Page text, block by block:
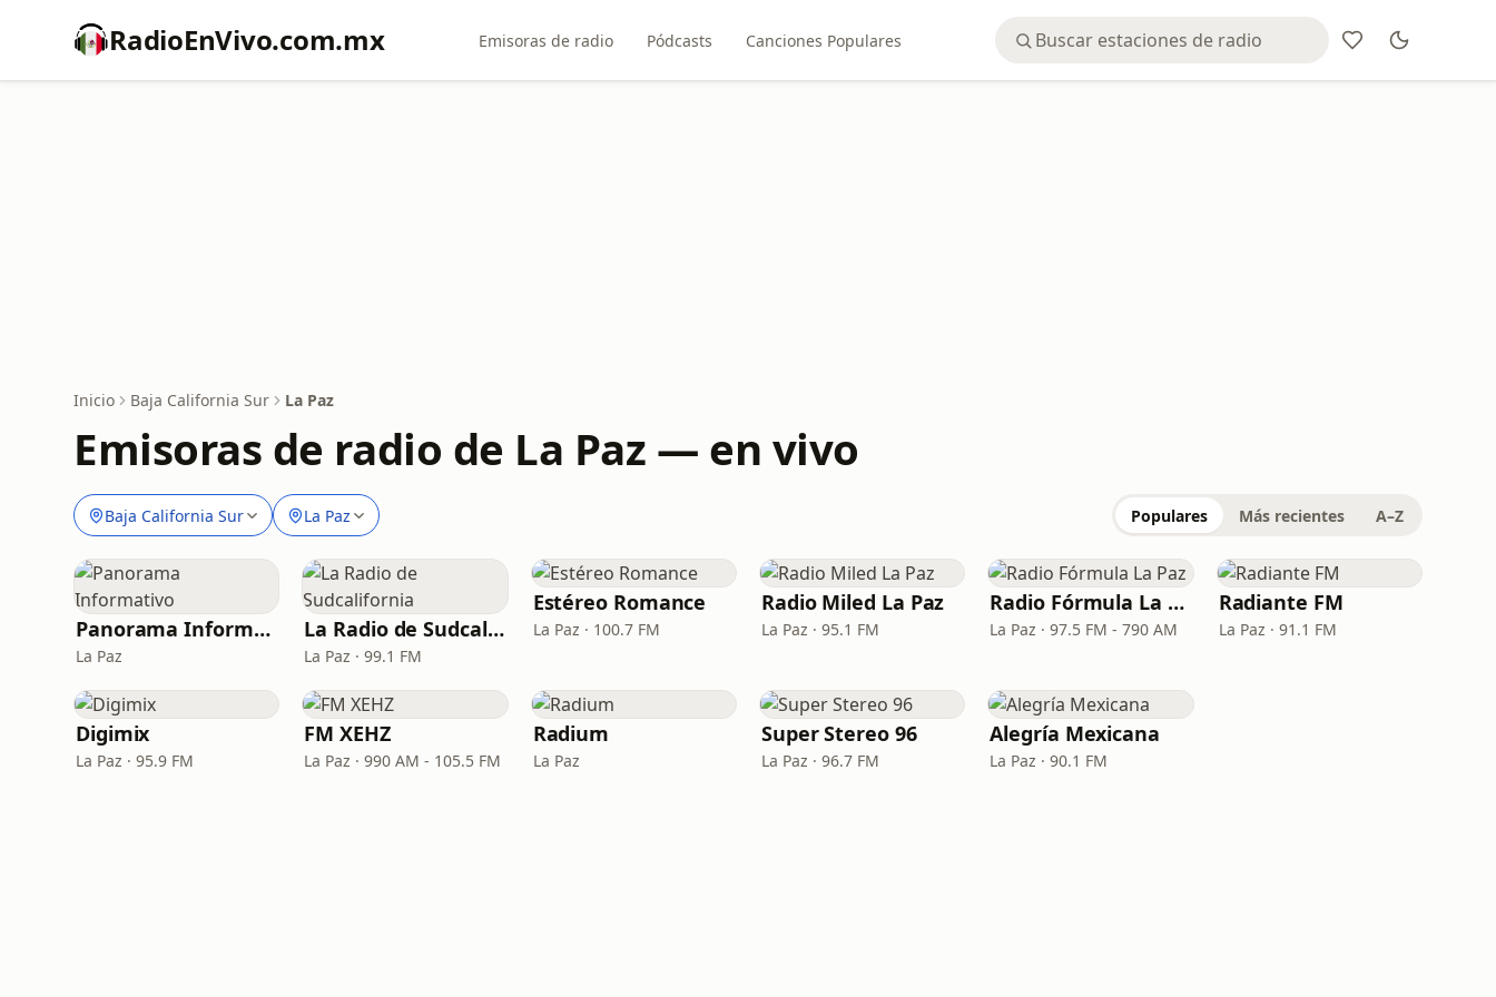
RadioEnVivo.com.mx Emisoras de radio Pódcasts Canciones Populares
Inicio Baja California Sur La Paz
Emisoras de radio de La Paz — en vivo
Baja California Sur La Paz Populares Más recientes A–Z
Panorama Informativo
La Paz
La Radio de Sudcalifornia
La Paz · 99.1 FM
Estéreo Romance
La Paz · 100.7 FM
Radio Miled La Paz
La Paz · 95.1 FM
Radio Fórmula La Paz
La Paz · 97.5 FM - 790 AM
Radiante FM
La Paz · 91.1 FM
Digimix
La Paz · 95.9 FM
FM XEHZ
La Paz · 990 AM - 105.5 FM
Radium
La Paz
Super Stereo 96
La Paz · 96.7 FM
Alegría Mexicana
La Paz · 90.1 FM